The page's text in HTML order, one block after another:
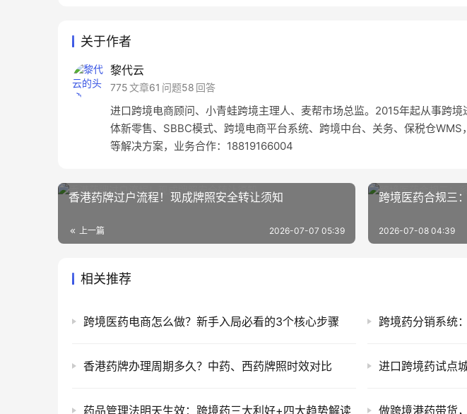
关于作者
黎代云
775文章61 问题58 回答
进口跨境电商顾问、小青蛙跨境主理人、麦帮市场总监。2015年起从事跨
体新零售、SBBC模式、跨境电商平台系统、跨境中台、关务、保税仓
等解决方案，业务合作：18819166004
香港药牌过户流程！现成牌照安全转让须知
上一篇 2026-07-07 05:39
跨境医药合规三
2026-07-08 04:39
相关推荐
跨境医药电商怎么做？新手入局必看的3个核心步骤
香港药牌办理周期多久？中药、西药牌照时效对比 进口跨境药试点
药品管理法明天生效：跨境药三大利好+四大趋势解读 做跨境港药带货